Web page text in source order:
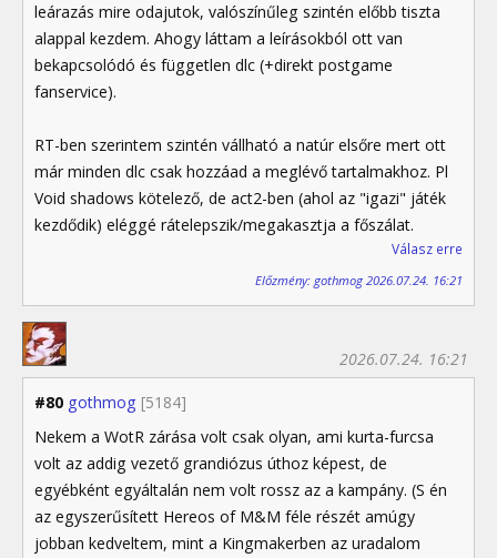
leárazás mire odajutok, valószínűleg szintén előbb tiszta
alappal kezdem. Ahogy láttam a leírásokból ott van
bekapcsolódó és független dlc (+direkt postgame
fanservice).
RT-ben szerintem szintén vállható a natúr elsőre mert ott
már minden dlc csak hozzáad a meglévő tartalmakhoz. Pl
Void shadows kötelező, de act2-ben (ahol az "igazi" játék
kezdődik) eléggé rátelepszik/megakasztja a főszálat.
Válasz erre
Előzmény: gothmog 2026.07.24. 16:21
#80 gothmog [5184]
2026.07.24. 16:21
Nekem a WotR zárása volt csak olyan, ami kurta-furcsa
volt az addig vezető grandiózus úthoz képest, de
egyébként egyáltalán nem volt rossz az a kampány. (S én
az egyszerűsített Hereos of M&M féle részét amúgy
jobban kedveltem, mint a Kingmakerben az uradalom